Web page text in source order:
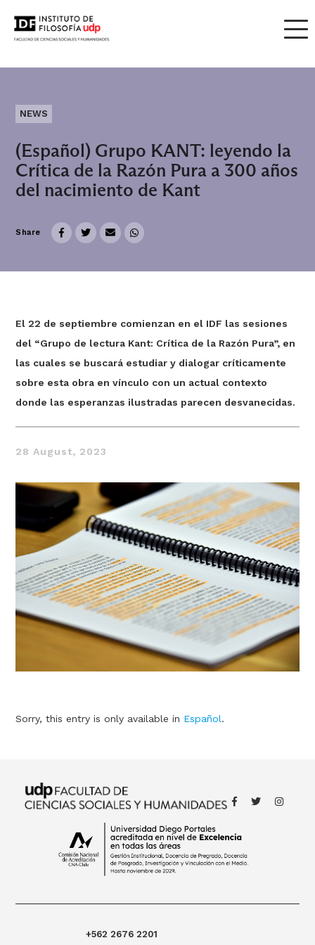
Thought
NEWS
(Español) Grupo KANT: leyendo la
Crítica de la Razón Pura a 300 años
del nacimiento de Kant
Share
El 22 de septiembre comienzan en el IDF las sesiones
del “Grupo de lectura Kant: Crítica de la Razón Pura”, en
las cuales se buscará estudiar y dialogar críticamente
sobre esta obra en vínculo con un actual contexto
donde las esperanzas ilustradas parecen desvanecidas.
28 August, 2023
Sorry, this entry is only available in Español.
+562 2676 2201